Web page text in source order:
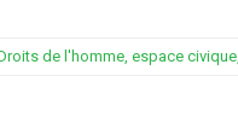
de l'homme espace civique